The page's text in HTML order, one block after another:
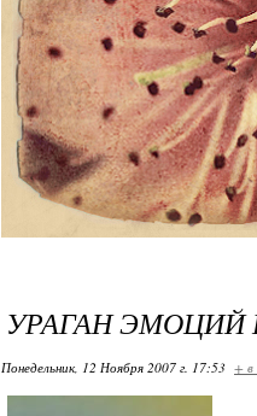
УРАГАН ЭМОЦИЙ
Понедельник, 12 Ноября 2007 г. 17:53 + в